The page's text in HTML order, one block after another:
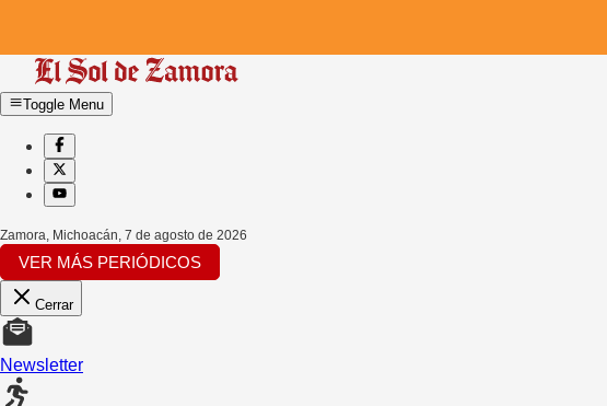
Toggle Menu
Zamora, Michoacán, 7 de agosto de 2026
VER MÁS PERIÓDICOS
Cerrar
Newsletter